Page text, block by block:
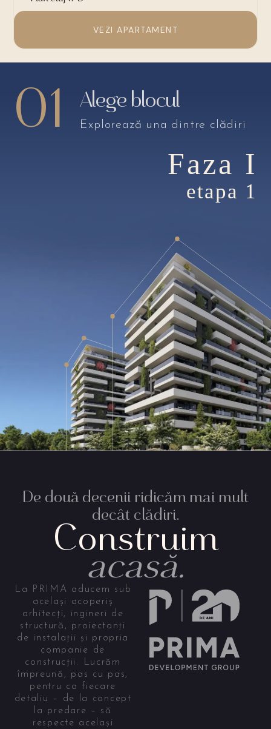
VEZI APARTAMENT
01 Alege blocul
Explorează una dintre clădiri
Faza I
etapa 1
De două decenii ridicăm mai mult
decât clădiri.
Construim
acasă.
La PRIMA aducem sub
același acoperiș
arhitecți, ingineri de
structură, proiectanți
de instalații și propria
companie de
construcții. Lucrăm
împreună, pas cu pas,
pentru ca fiecare
detaliu – de la concept
la predare – să
respecte același